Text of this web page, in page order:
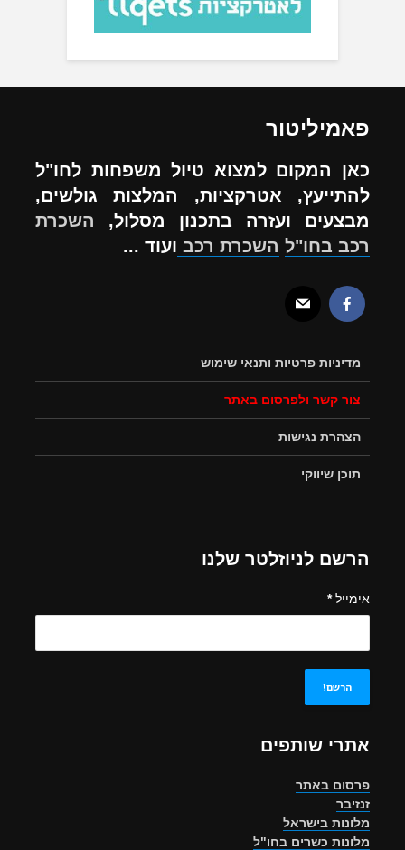
פאמיליטור
כאן המקום למצוא טיול משפחות לחו"ל
להתייעץ, אטרקציות, המלצות גולשים,
מבצעים ועזרה בתכנון מסלול, השכרת
רכב בחו"ל השכרת רכב ועוד ...
מדיניות פרטיות ותנאי שימוש
צור קשר ולפרסום באתר
הצהרת נגישות
תוכן שיווקי
הרשם לניוזלטר שלנו
אימייל*
אתרי שותפים
פרסום באתר
זנזיבר
מלונות בישראל
מלונות כשרים בחו"ל